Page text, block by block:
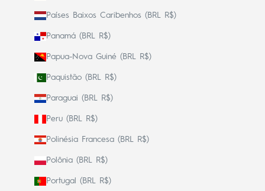
Países Baixos Caribenhos (BRL R$)
Panamá (BRL R$)
Papua-Nova Guiné (BRL R$)
Paquistão (BRL R$)
Paraguai (BRL R$)
Peru (BRL R$)
Polinésia Francesa (BRL R$)
Polônia (BRL R$)
Portugal (BRL R$)